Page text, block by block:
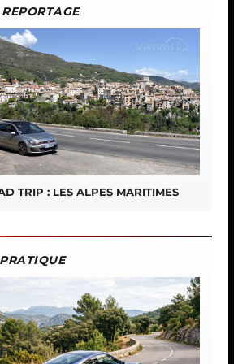
TRIP : LES ALPES MARITIMES